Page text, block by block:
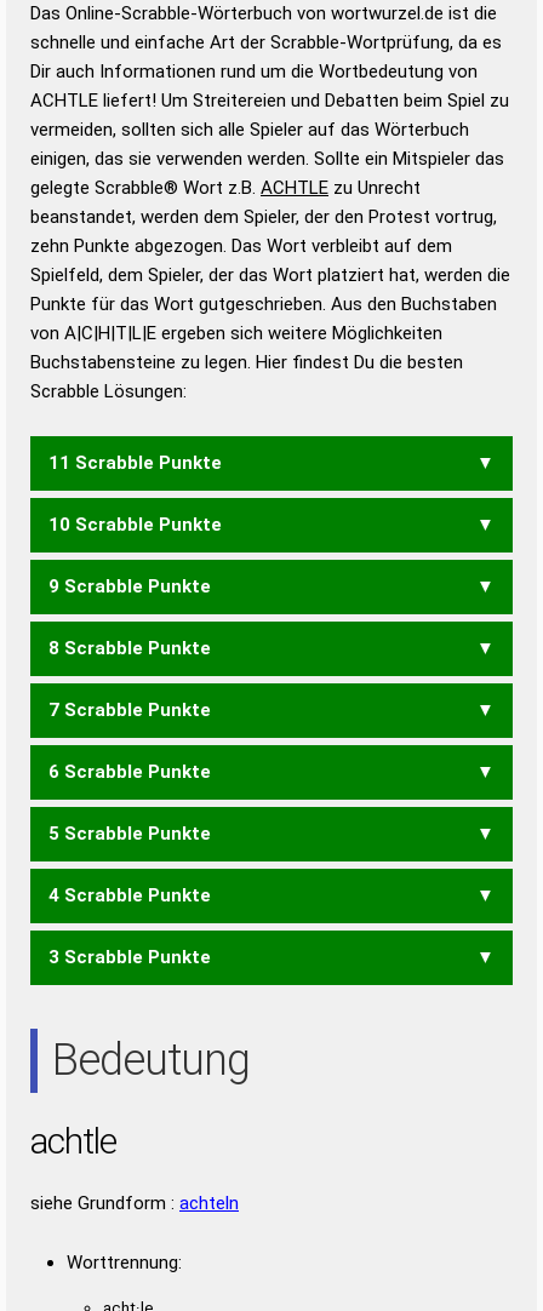
Wortwurzel liefert mit Hilfe eines semantischen
Wortanalyse-Algorithmus gute Anhaltspunkte zu
Wortbedeutung, Worttrennung und Wortform, um die
Gültigkeit eines Wortes für das Scrabble-Spiel zu
bestimmen!
zugelassene Turnier Scrabble-
Wörterbücher sind:
Duden – Standardwerk in 12 Bänden
Duden – Richtiges und gutes
Deutsch
Duden – Die deutsche Grammatik
Duden – Deutsches
Das Online-Scrabble-Wörterbuch von wortwurzel.de ist die
schnelle und einfache Art der Scrabble-Wortprüfung, da es
Dir auch Informationen rund um die Wortbedeutung von
ACHTLE liefert! Um Streitereien und Debatten beim Spiel zu
vermeiden, sollten sich alle Spieler auf das Wörterbuch
einigen, das sie verwenden werden. Sollte ein Mitspieler das
gelegte Scrabble® Wort z.B. ACHTLE zu Unrecht
beanstandet, werden dem Spieler, der den Protest vortrug,
zehn Punkte abgezogen. Das Wort verbleibt auf dem
Spielfeld, dem Spieler, der das Wort platziert hat, werden die
Punkte für das Wort gutgeschrieben. Aus den Buchstaben
von A|C|H|T|L|E ergeben sich weitere Möglichkeiten
Buchstabensteine zu legen. Hier findest Du die besten
Scrabble Lösungen:
11 Scrabble Punkte
ACHELT ACHTEL CHALET
10 Scrabble Punkte
ACHEL ACHLE LACHE
9 Scrabble Punkte
ELCH LACH LECH ACHTE
8 Scrabble Punkte
CHAT ECHT
7 Scrabble Punkte
HALTE
6 Scrabble Punkte
ACT AHLE HALT
5 Scrabble Punkte
ALTE TAEL TALE
4 Scrabble Punkte
ALE ALT HAT LET TAL
3 Scrabble Punkte
Bedeutung
achtle
siehe Grundform : achteln
Worttrennung: